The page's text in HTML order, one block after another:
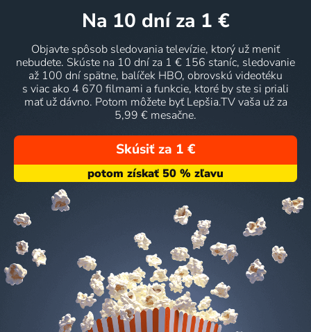
na 10 dní za 1 €
Objavte spôsob sledovania televízie, ktorý už meniť
nebudete. Skúste na 10 dní za 1 € 156 staníc, sledovanie
až 100 dní spätne, balíček HBO, obrovskú videotéku
s viac ako 4 670 filmami a funkcie, ktoré by ste si priali
mať už dávno. Potom môžete byť Lepšia.TV vaša už za
5,99 € mesačne.
Skúsiť za 1 €